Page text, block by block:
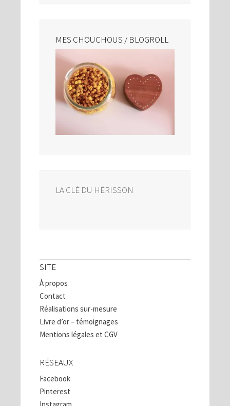
MES CHOUCHOUS / BLOGROLL
LA CLÉ DU HÉRISSON
SITE
À propos
Contact
Réalisations sur-mesure
Livre d’or – témoignages
Mentions légales et CGV
RÉSEAUX
Facebook
Pinterest
Instagram